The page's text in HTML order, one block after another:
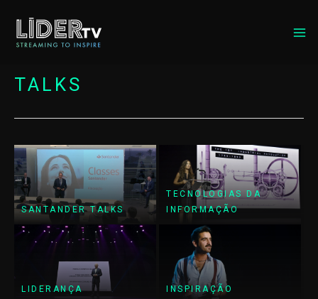
TALKS
SANTANDER TALKS
TECNOLOGIAS DA
INFORMAÇÃO
LIDERANÇA INSPIRAÇÃO